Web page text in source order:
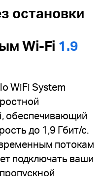
остановки
Wi-Fi 1.9
WiFi System
обеспечивающий
до 1,9 Гбит/с.
потокам
подключать ваши